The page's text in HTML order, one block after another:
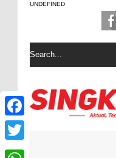
UNDEFINED
F
T